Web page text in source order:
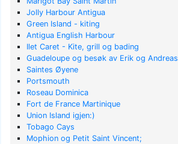
Jolly Harbour Antigua
Green Island - kiting
Antigua English Harbour
Ilet Caret - Kite, grill og bading
Guadeloupe og besøk av Erik og Andreas
Saintes Øyene
Portsmouth
Roseau Dominica
Fort de France Martinique
Union Island igjen:)
Tobago Cays
Mophion og Petit Saint Vincent;